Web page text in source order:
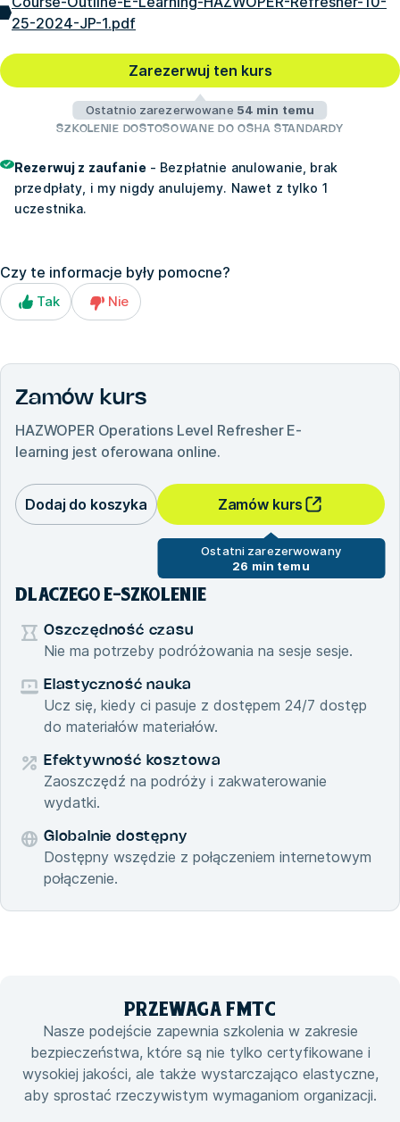
25-2024-JP-1.pdf
Zarezerwuj ten kurs
Ostatnio zarezerwowane 54 min temu
SZKOLENIE DOSTOSOWANE DO OSHA STANDARDY
Rezerwuj z zaufanie- Bezpłatnie anulowanie, brak
przedpłaty, i my nigdy anulujemy. Nawet z tylko 1
uczestnika.
Czy te informacje były pomocne?
Tak Nie
Zamów kurs
HAZWOPER Operations Level Refresher E-
learning jest oferowana online.
Dodaj do koszyka Zamów kurs
Ostatni zarezerwowany
26 min temu
DLACZEGO E-SZKOLENIE
Oszczędność czasu
Nie ma potrzeby podróżowania na sesje sesje.
Elastyczność nauka
Ucz się, kiedy ci pasuje z dostępem 24/7 dostęp
do materiałów materiałów.
Efektywność kosztowa
Zaoszczędź na podróży i zakwaterowanie
wydatki.
Globalnie dostępny
Dostępny wszędzie z połączeniem internetowym
połączenie.
PRZEWAGA FMTC
Nasze podejście zapewnia szkolenia w zakresie
bezpieczeństwa, które są nie tylko certyfikowane i
wysokiej jakości, ale także wystarczająco elastyczne,
aby sprostać rzeczywistym wymaganiom organizacji.